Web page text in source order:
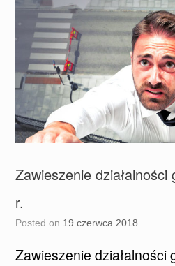
Zawieszenie
r.
Posted on 19 czerwca 2018
Zawieszenie działalności